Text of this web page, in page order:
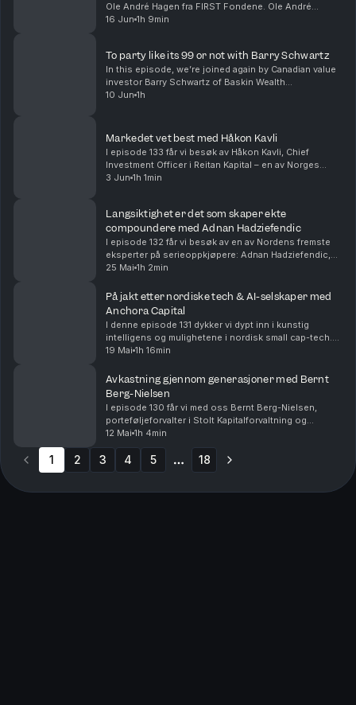
Hosted on Acast. Seeacast.com/privacyfor more information.
Ole André Hagen fra FIRST Fondene. Ole André
forvalter FIRST Impact og FIRST Global Focus. Med
16 Jun 1h 9min
To party like its 99 or not with Barry Schwartz
In this episode, we’re joined again by Canadian value
investor Barry Schwartz of Baskin Wealth
Management. Barry has been one of the most
10 Jun 1h
Markedet vet best med Håkon Kavli
I episode 133 får vi besøk av Håkon Kavli, Chief
Investment Officer i Reitan Kapital – en av Norges
største familieeide investeringsplattformer. Håkon har
3 Jun 1h 1min
Langsiktighet er det som skaper ekte
compoundere med Adnan Hadziefendic
I episode 132 får vi besøk av en av Nordens fremste
eksperter på serieoppkjøpere: Adnan Hadziefendic,
porteføljeforvalter i REQ Nordic Compounders og
o...
25 Mai 1h 2min
På jakt etter nordiske tech & AI-selskaper med
Anchora Capital
I denne episode 131 dykker vi dypt inn i kunstig
intelligens og mulighetene i nordisk small cap-tech.
Vi har med oss Arne Simensen og Jakob Greger
19 Mai 1h 16min
Avkastning gjennom generasjoner med Bernt
Berg-Nielsen
I episode 130 får vi med oss Bernt Berg-Nielsen,
porteføljeforvalter i Stolt Kapitalforvaltning og
forvalter av fondet Stolt Explorer. Bernt er en dedikert
Buffett-entusiast med lang erfaring fra inve...
12 Mai 1h 4min
1 2 3 4 5 18